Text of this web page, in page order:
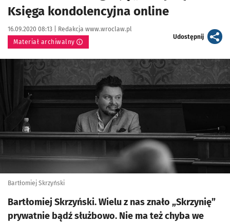
Księga kondolencyjna online
Data publikacji:
16.09.2020 08:13 | Autor:
Redakcja www.wroclaw.pl
Materiał archiwalny
Udostępnijartykuł
Kliknij, aby powiększyć
Bartłomiej Skrzyński
Bartłomiej Skrzyński. Wielu z nas znało „Skrzynię”
prywatnie bądź służbowo. Nie ma też chyba we